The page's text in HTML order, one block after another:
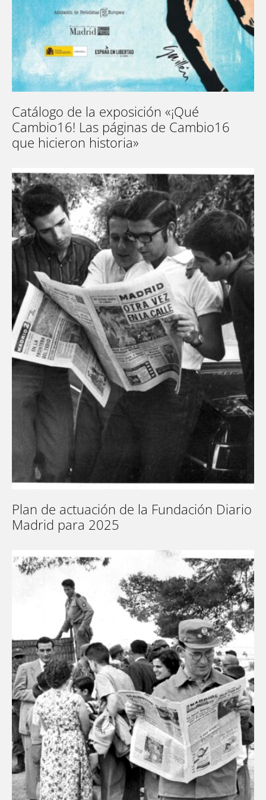
Catálogo de la exposición «¡Qué
Cambio16! Las páginas de Cambio16
que hicieron historia»
Plan de actuación de la Fundación Diario
Madrid para 2025